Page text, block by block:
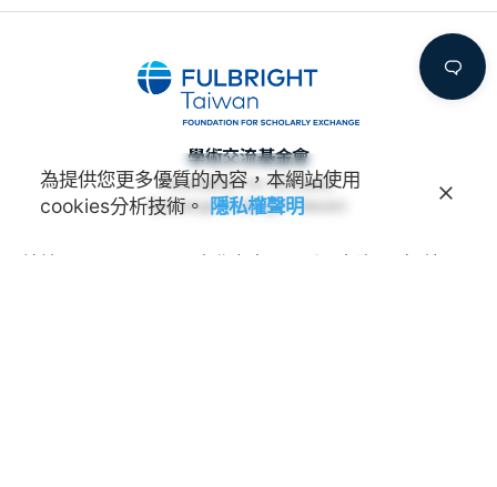
學術交流基金會
Foundation for Scholarly
Exchange (Fulbright Taiwan)
為提供您更多優質的內容，本網站使用
cookies分析技術。隱私權聲明